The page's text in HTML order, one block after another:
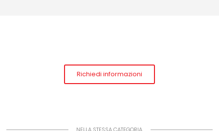
Richiedi informazioni